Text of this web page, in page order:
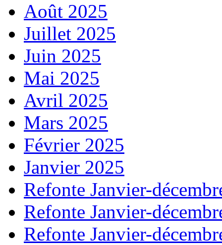
Août 2025
Juillet 2025
Juin 2025
Mai 2025
Avril 2025
Mars 2025
Février 2025
Janvier 2025
Refonte Janvier-
Refonte Janvier-
Refonte Janvier-